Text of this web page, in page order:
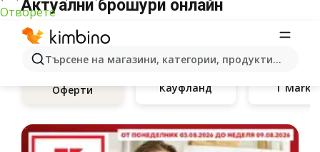
Отворете
Търсене на магазини, категории, продукти...
Актуални брошури онлайн
Оферти Кауфланд T